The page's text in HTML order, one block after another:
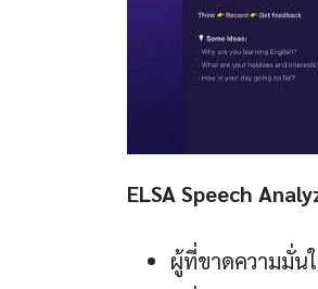
ELSA Speech
ผู้ที่ขาดความมั่น